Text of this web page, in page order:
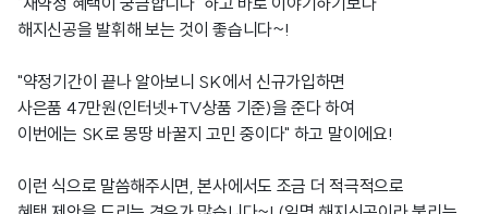
해지신공을 발휘해 보는 것이 좋습니다~!
"약정기간이 끝나 알아보니 SK에서 신규가입하면
사은품 47만원(인터넷+TV상품 기준)을 준다 하여
이번에는 SK로 몽땅 바꿀지 고민 중이다" 하고 말이에요!
이런 식으로 말씀해주시면, 본사에서도 조금 더 적극적으로